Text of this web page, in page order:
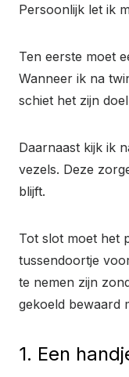
Persoonlijk let ik
Ten eerste moet
Wanneer ik na
schiet het zijn
Daarnaast kijk ik
vezels. Deze
blijft.
Tot slot moet het
tussendoortje
te nemen zijn
gekoeld bewaard
1. Een